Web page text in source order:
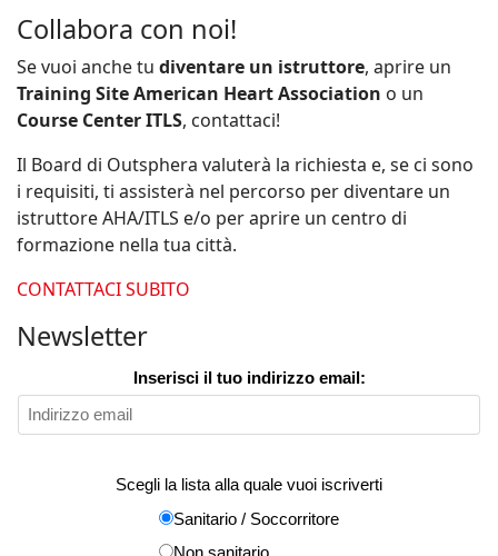
Collabora con noi!
Se vuoi anche tu diventare un istruttore, aprire un
Training Site American Heart Association o un
Course Center ITLS, contattaci!
Il Board di Outsphera valuterà la richiesta e, se ci sono
i requisiti, ti assisterà nel percorso per diventare un
istruttore AHA/ITLS e/o per aprire un centro di
formazione nella tua città.
CONTATTACI SUBITO
Newsletter
Inserisci il tuo indirizzo email:
Scegli la lista alla quale vuoi iscriverti
Sanitario / Soccorritore
Non sanitario